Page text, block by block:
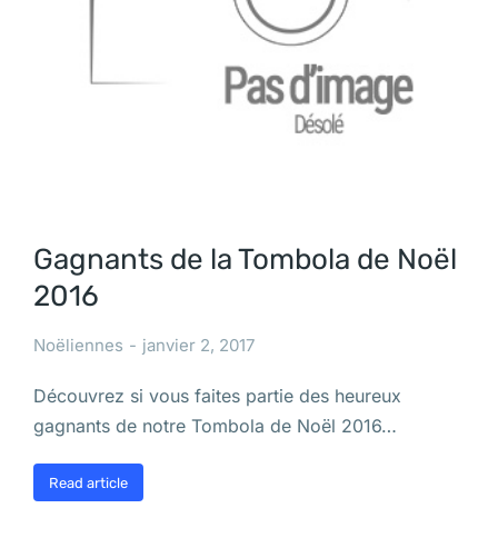
Gagnants de la Tombola de Noël
2016
Noëliennes janvier 2, 2017
Découvrez si vous faites partie des heureux
gagnants de notre Tombola de Noël 2016…
Read article